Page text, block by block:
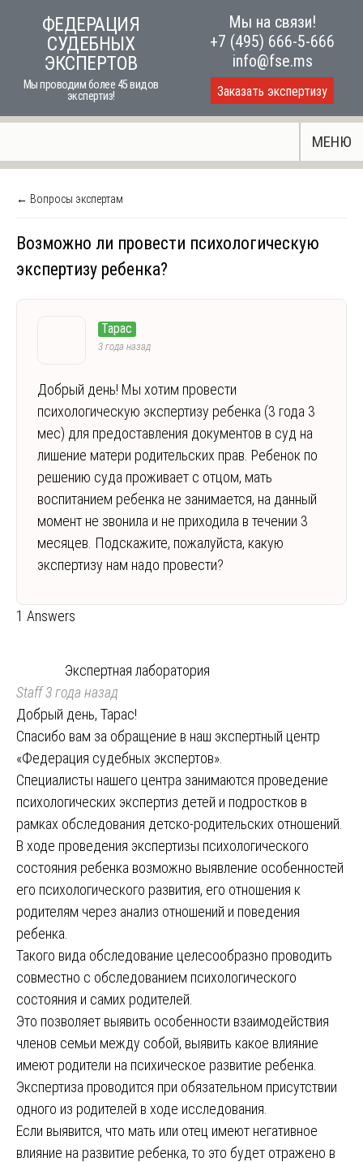
ФЕДЕРАЦИЯ
СУДЕБНЫХ
ЭКСПЕРТОВ
Мы проводим более 45 видов
экспертиз!
Мы на связи!
+7 (495) 666-5-666
info@fse.ms
Заказать экспертизу
МЕНЮ
← Вопросы экспертам
Возможно ли провести психологическую
экспертизу ребенка?
Тарас
3 года назад
Добрый день! Мы хотим провести
психологическую экспертизу ребенка (3 года 3
мес) для предоставления документов в суд на
лишение матери родительских прав. Ребенок по
решению суда проживает с отцом, мать
воспитанием ребенка не занимается, на данный
момент не звонила и не приходила в течении 3
месяцев. Подскажите, пожалуйста, какую
экспертизу нам надо провести?
1 Answers
Экспертная лаборатория
Staff3 года назад
Добрый день, Тарас!
Спасибо вам за обращение в наш экспертный центр
«Федерация судебных экспертов».
Специалисты нашего центра занимаются проведение
психологических экспертиз детей и подростков в
рамках обследования детско-родительских отношений.
В ходе проведения экспертизы психологического
состояния ребенка возможно выявление особенностей
его психологического развития, его отношения к
родителям через анализ отношений и поведения
ребенка.
Такого вида обследование целесообразно проводить
совместно с обследованием психологического
состояния и самих родителей.
Это позволяет выявить особенности взаимодействия
членов семьи между собой, выявить какое влияние
имеют родители на психическое развитие ребенка.
Экспертиза проводится при обязательном присутствии
одного из родителей в ходе исследования.
Если выявится, что мать или отец имеют негативное
влияние на развитие ребенка, то это будет отражено в